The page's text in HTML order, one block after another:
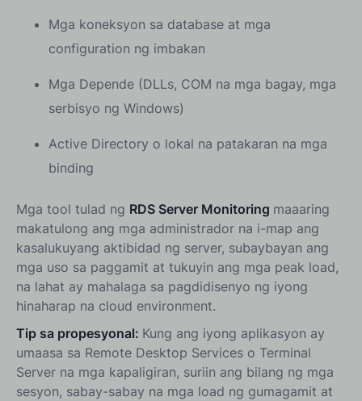
Mga koneksyon sa database at mga
configuration ng imbakan
Mga Depende (DLLs, COM na mga bagay, mga
serbisyo ng Windows)
Active Directory o lokal na patakaran na mga
binding
Mga tool tulad ng RDS Server Monitoring maaaring
makatulong ang mga administrador na i-map ang
kasalukuyang aktibidad ng server, subaybayan ang
mga uso sa paggamit at tukuyin ang mga peak load,
na lahat ay mahalaga sa pagdidisenyo ng iyong
hinaharap na cloud environment.
Tip sa propesyonal: Kung ang iyong aplikasyon ay
umaasa sa Remote Desktop Services o Terminal
Server na mga kapaligiran, suriin ang bilang ng mga
sesyon, sabay-sabay na mga load ng gumagamit at